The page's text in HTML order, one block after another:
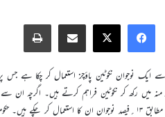
Facebook
X
Share via Email
Print
کے ہر آٹھ میں سے ایک نوجوان نکوٹین پاؤچز استعمال
میں رکھ کر نکوٹین فراہم کرتے ہیں۔ اگرچہ ان سے